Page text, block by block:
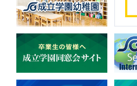
地域ボランティア
美術
マルチメディア
ライフワーク
新日本芸能
宇宙探究